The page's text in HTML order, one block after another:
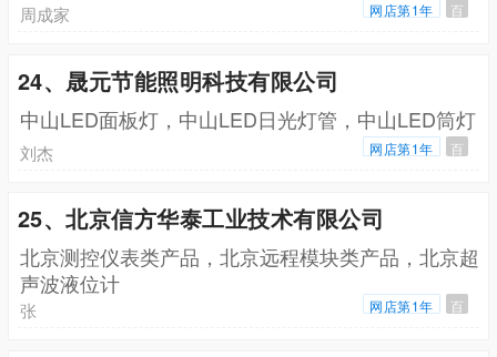
周成家 网店第1年 百
24、晟元节能照明科技有限公司
中山LED面板灯，中山LED日光灯管，中山LED筒灯
刘杰 网店第1年 百
25、北京信方华泰工业技术有限公司
北京测控仪表类产品，北京远程模块类产品，北京超
声波液位计
张 网店第1年 百